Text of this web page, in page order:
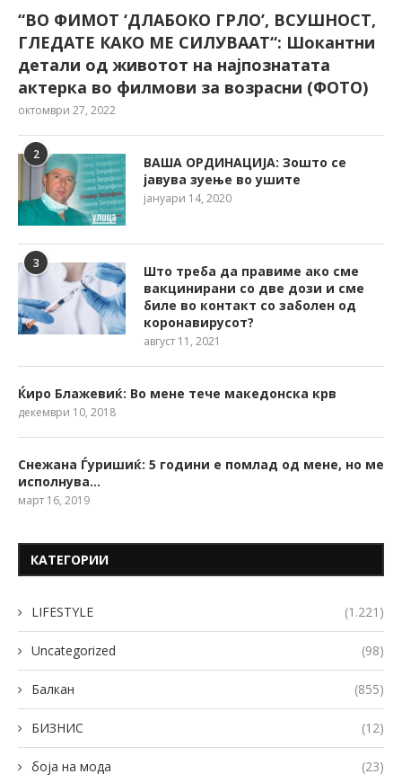
“ВО ФИМОТ ‘ДЛАБОКО ГРЛО’, ВСУШНОСТ,
ГЛЕДАТЕ КАКО МЕ СИЛУВААТ“: Шокантни
детали од животот на најпознатата
актерка во филмови за возрасни (ФОТО)
октомври 27, 2022
2
ВАША ОРДИНАЦИЈА: Зошто се
јавува зуење во ушите
јануари 14, 2020
3
Што треба да правиме ако сме
вакцинирани со две дози и сме
биле во контакт со заболен од
коронавирусот?
август 11, 2021
Ќиро Блажевиќ: Во мене тече македонска крв
декември 10, 2018
Снежана Ѓуришиќ: 5 години е помлад од мене, но ме
исполнува…
март 16, 2019
КАТЕГОРИИ
LIFESTYLE (1.221)
Uncategorized (98)
Балкан (855)
БИЗНИС (12)
боја на мода (23)